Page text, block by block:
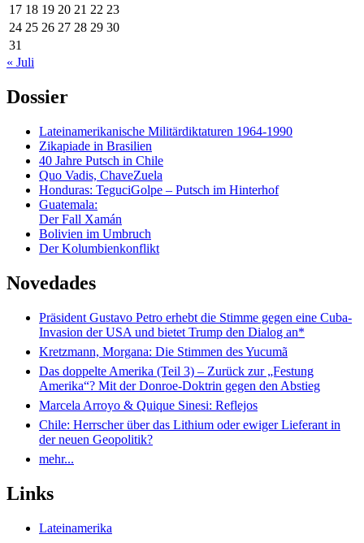
17 18 19 20 21 22 23
24 25 26 27 28 29 30
31
« Juli
Dossier
Lateinamerikanische Militärdiktaturen 1964-1990
Zikapiade in Brasilien
40 Jahre Putsch in Chile
Quo Vadis, ChaveZuela
Honduras: TeguciGolpe – Putsch im Hinterhof
Guatemala:
Der Fall Xamán
Bolivien im Umbruch
Der Kolumbienkonflikt
Novedades
Präsident Gustavo Petro erhebt die Stimme gegen eine Cuba-
Invasion der USA und bietet Trump den Dialog an*
Kretzmann, Morgana: Die Stimmen des Yucumã
Das doppelte Amerika (Teil 3) – Zurück zur „Festung
Amerika“? Mit der Donroe-Doktrin gegen den Abstieg
Marcela Arroyo & Quique Sinesi: Reflejos
Chile: Herrscher über das Lithium oder ewiger Lieferant in
der neuen Geopolitik?
mehr...
Links
Lateinamerika